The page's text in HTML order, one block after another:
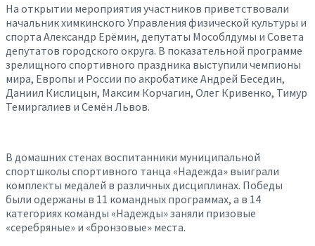
На открытии мероприятия участников приветствовали
начальник химкинского Управления физической культуры и
спорта Александр Ерёмин, депутаты Мособлдумы и Совета
депутатов городского округа. В показательной программе
зрелищного спортивного праздника выступили чемпионы
мира, Европы и России по акробатике Андрей Беседин,
Даниил Кислицын, Максим Корчагин, Олег Кривенко, Тимур
Темиргалиев и Семён Львов.
В домашних стенах воспитанники муниципальной
спортшколы спортивного танца «Надежда» выиграли
комплекты медалей в различных дисциплинах. Победы
были одержаны в 11 командных программах, а в 14
категориях команды «Надежды» заняли призовые
«серебряные» и «бронзовые» места.